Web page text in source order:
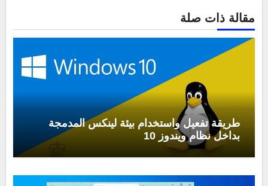
مقالة ذات صلة
طريقة تفعيل واستخدام بيئة لينكس المدمجة
بداخل نظام ويندوز 10